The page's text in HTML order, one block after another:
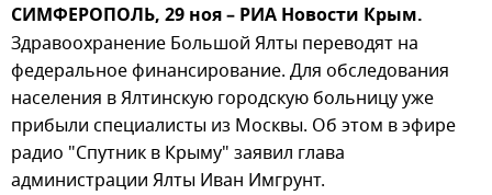
СИМФЕРОПОЛЬ, 29 ноя – РИА Новости Крым.
Здравоохранение Большой Ялты переводят на
федеральное финансирование. Для обследования
населения в Ялтинскую городскую больницу уже
прибыли специалисты из Москвы. Об этом в эфире
радио "Спутник в Крыму" заявил глава
администрации Ялты Иван Имгрунт.